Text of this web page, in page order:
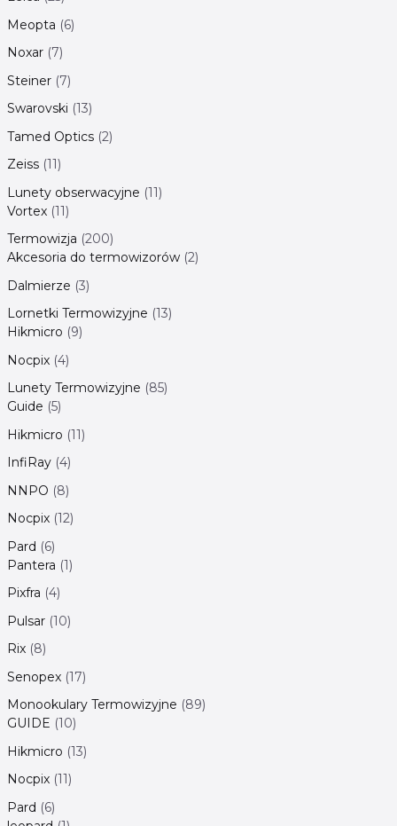
Meopta 6
Noxar 7
Steiner 7
Swarovski 13
Tamed Optics 2
Zeiss 11
Lunety obserwacyjne 11
Vortex 11
Termowizja 200
Akcesoria do termowizorów 2
Dalmierze 3
Lornetki Termowizyjne 13
Hikmicro 9
Nocpix 4
Lunety Termowizyjne 85
Guide 5
Hikmicro 11
InfiRay 4
NNPO 8
Nocpix 12
Pard 6
Pantera 1
Pixfra 4
Pulsar 10
Rix 8
Senopex 17
Monookulary Termowizyjne 89
GUIDE 10
Hikmicro 13
Nocpix 11
Pard 6